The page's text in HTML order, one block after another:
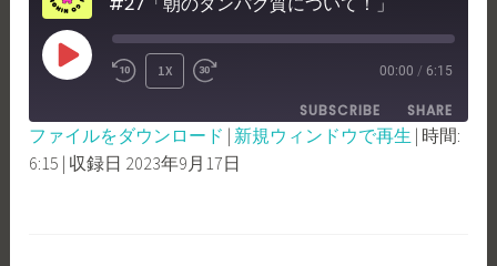
PLAY
REWIND
10
SECONDS
1X
FAST
FORWARD
30
00:00 / 6:15
SUBSCRIBE SHARE
SHARE
ファイルをダウンロード | 新規ウィンドウで再生 | 時間:
6:15 | 収録日 2023年9月17日